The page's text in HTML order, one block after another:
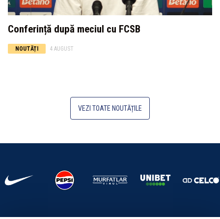
Conferință după meciul cu FCSB
NOUTĂȚI 4 AUGUST
VEZI TOATE NOUTĂȚILE